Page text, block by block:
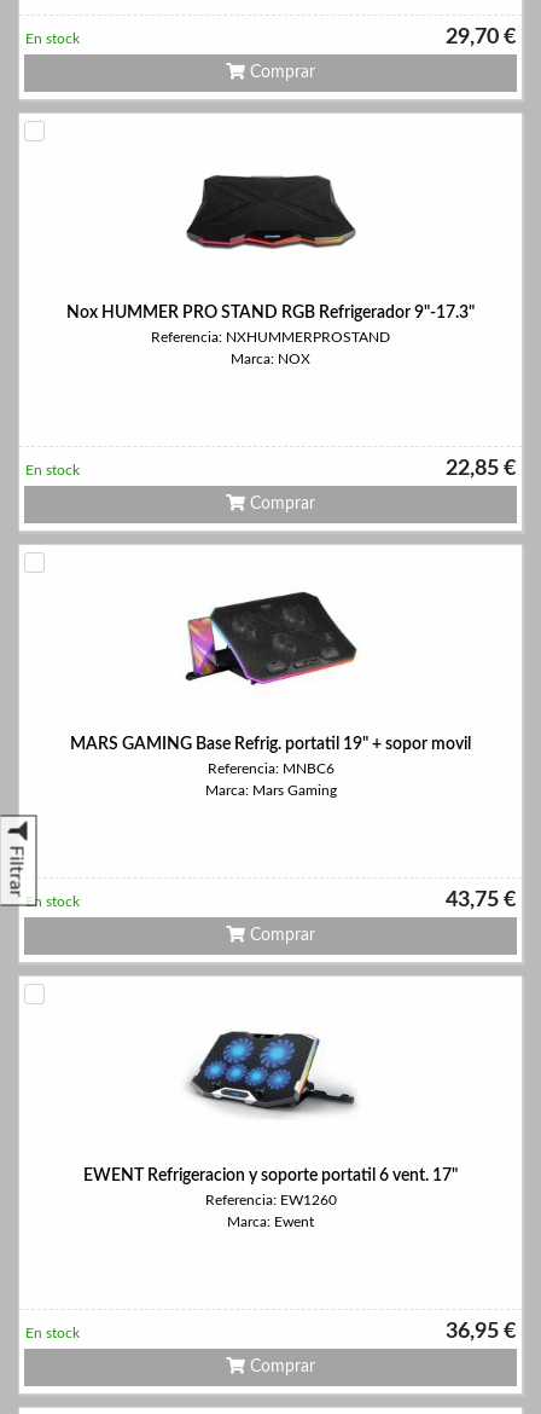
Filtrar
29,70 €
En stock
Comprar
Nox HUMMER PRO STAND RGB Refrigerador 9"-17.3"
Referencia: NXHUMMERPROSTAND
Marca: NOX
22,85 €
En stock
Comprar
MARS GAMING Base Refrig. portatil 19" + sopor movil
Referencia: MNBC6
Marca: Mars Gaming
43,75 €
En stock
Comprar
EWENT Refrigeracion y soporte portatil 6 vent. 17"
Referencia: EW1260
Marca: Ewent
36,95 €
En stock
Comprar